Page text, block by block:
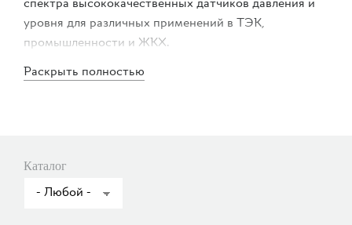
спектра высококачественных датчиков давления и
уровня для различных применений в ТЭК,
промышленности и ЖКХ.
Компания ведет свою историю с 2005 года, когда
комплектующих.
Раскрыть полностью
Каталог